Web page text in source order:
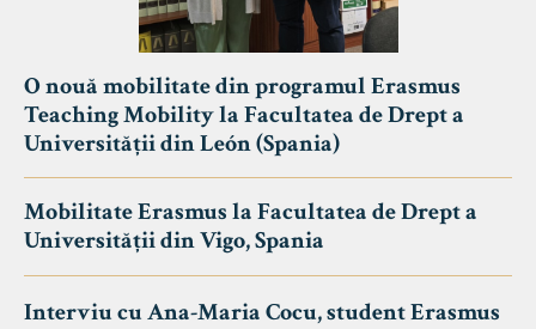
O nouă mobilitate din programul Erasmus
Teaching Mobility la Facultatea de Drept a
Universității din León (Spania)
Mobilitate Erasmus la Facultatea de Drept a
Universității din Vigo, Spania
Interviu cu Ana-Maria Cocu, student Erasmus